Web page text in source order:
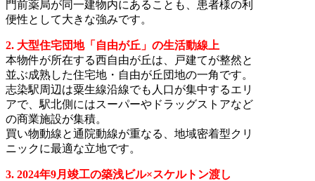
門前薬局が同一建物内にあることも、患者様の利
便性として大きな強みです。
2. 大型住宅団地「自由が丘」の生活動線上
本物件が所在する西自由が丘は、戸建てが整然と
並ぶ成熟した住宅地・自由が丘団地の一角です。
志染駅周辺は粟生線沿線でも人口が集中するエリ
アで、駅北側にはスーパーやドラッグストアなど
の商業施設が集積。
買い物動線と通院動線が重なる、地域密着型クリ
ニックに最適な立地です。
3. 2024年9月竣工の築浅ビル×スケルトン渡し